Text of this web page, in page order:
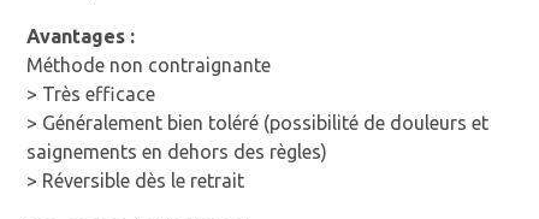
Avantages :
Méthode non contraignante
> Très efficace
> Généralement bien toléré (possibilité de douleurs et
saignements en dehors des règles)
> Réversible dès le retrait